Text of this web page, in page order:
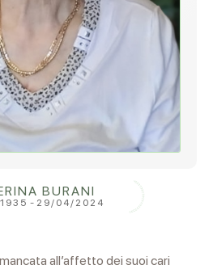
BURANI
- 29/04/2024
all’affetto dei suoi cari